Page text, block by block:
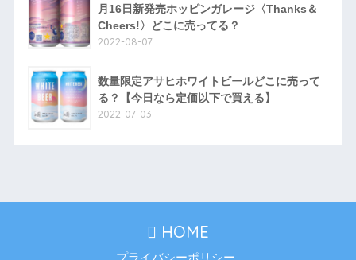
月16日新発売ホッピンガレージ〈Thanks＆
Cheers!〉どこに売ってる？
2022-08-07
数量限定アサヒホワイトビールどこに売って
る？【今日なら定価以下で買える】
2022-07-03
HOME
プライバシーポリシー